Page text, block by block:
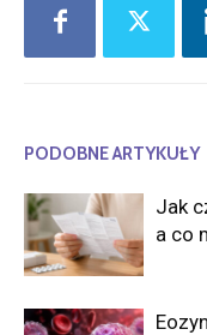
PODOBNE ARTYKUŁY
Jak
a co